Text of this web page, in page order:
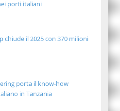
porti italiani
chiude il 2025 con 370 milioni
porta il know-how
in Tanzania